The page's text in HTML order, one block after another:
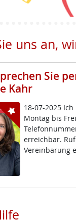
uns an,
Sie
Kahr
18-07-2025
Mon­tag bis
er­reich­bar.
Ve­r­ein­ba­rung